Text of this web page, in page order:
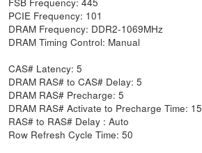
PCIE Frequency: 101
DRAM Frequency: DDR2-1069MHz
DRAM Timing Control: Manual
CAS# Latency: 5
DRAM RAS# to CAS# Delay: 5
DRAM RAS# Precharge: 5
DRAM RAS# Activate to Precharge Time: 15
RAS# to RAS# Delay : Auto
Row Refresh Cycle Time: 50